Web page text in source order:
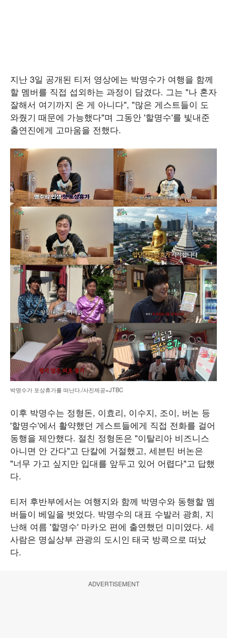
지난 3일 공개된 티저 영상에는 박명수가 여행을 함께
할 멤버를 직접 섭외하는 과정이 담겼다. 그는 "나 혼자
잘해서 여기까지 온 게 아니다", "많은 게스트들이 도
와줬기 때문에 가능했다"며 그동안 '할명수'를 빛내준
출연진에게 고마움을 전했다.
박명수가 포상휴가를 떠난다./사진제공=JTBC
이후 박명수는 정형돈, 이효리, 이수지, 조이, 버논 등
'할명수'에서 활약했던 게스트들에게 직접 전화를 걸어
동행을 제안했다. 절친 정형돈은 "이탈리아 비즈니스
아니면 안 간다"고 단칼에 거절했고, 세븐틴 버논은
"너무 가고 싶지만 입대를 앞두고 있어 어렵다"고 답했
다.
티저 후반부에서는 여행지와 함께 박명수와 동행할 멤
버들이 베일을 벗었다. 박명수의 대표 수발러 광희, 지
난해 여름 '할명수' 마카오 편에 출연했던 미미였다. 세
사람은 명실상부 관광의 도시인 태국 방콕으로 떠났
다.
ADVERTISEMENT